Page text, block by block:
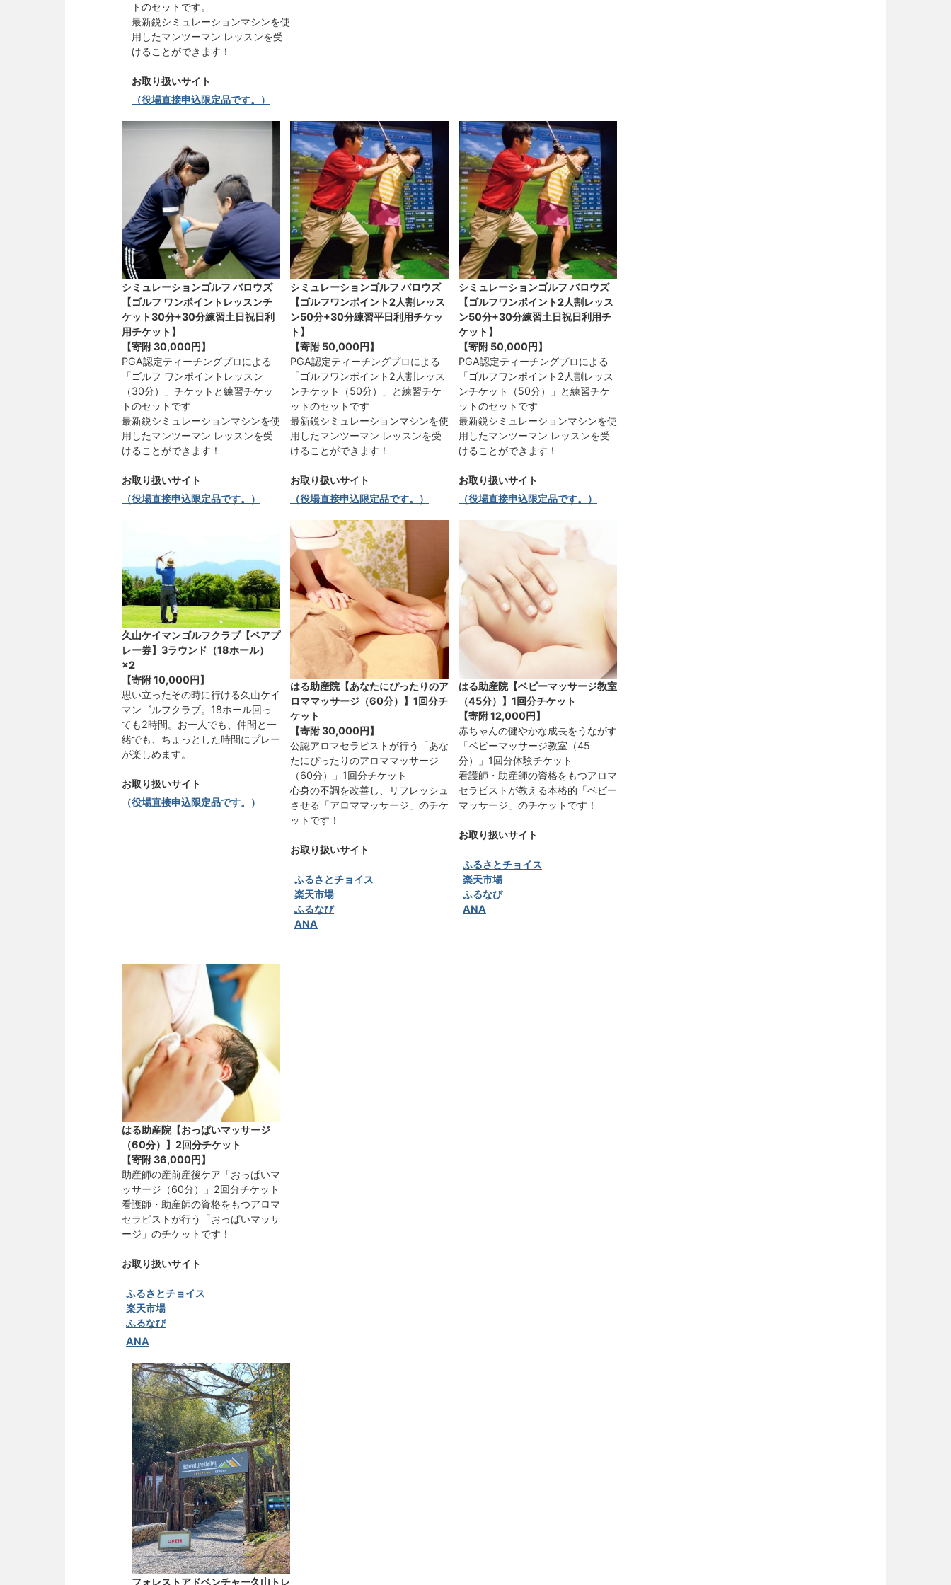
トのセットです。
最新鋭シミュレーションマシンを使
用したマンツーマン レッスンを受
けることができます！
お取り扱いサイト
（役場直接申込限定品です。）
シミュレーションゴルフ バロウズ
【ゴルフ ワンポイントレッスンチ
ケット30分+30分練習土日祝日利
用チケット】
【寄附30,000円】
PGA認定ティーチングプロによる
「ゴルフ ワンポイントレッスン
（30分）」チケットと練習チケッ
トのセットです
最新鋭シミュレーションマシンを使
用したマンツーマン レッスンを受
けることができます！
お取り扱いサイト
（役場直接申込限定品です。）
シミュレーションゴルフ バロウズ
【ゴルフワンポイント2人割レッス
ン50分+30分練習平日利用チケッ
ト】
【寄附 50,000円】
PGA認定ティーチングプロによる
「ゴルフワンポイント2人割レッス
ンチケット（50分）」と練習チケ
ットのセットです
最新鋭シミュレーションマシンを使
用したマンツーマン レッスンを受
けることができます！
お取り扱いサイト
（役場直接申込限定品です。）
シミュレーションゴルフ バロウズ
【ゴルフワンポイント2人割レッス
ン50分+30分練習土日祝日利用チ
ケット】
【寄附 50,000円】
PGA認定ティーチングプロによる
「ゴルフワンポイント2人割レッス
ンチケット（50分）」と練習チケ
ットのセットです
最新鋭シミュレーションマシンを使
用したマンツーマン レッスンを受
けることができます！
お取り扱いサイト
（役場直接申込限定品です。）
久山ケイマンゴルフクラブ【ペアプ
レー券】3ラウンド（18ホール）
×2
【寄附10,000円】
思い立ったその時に行ける久山ケイ
マンゴルフクラブ。18ホール回っ
ても2時間。お一人でも、仲間と一
緒でも、ちょっとした時間にプレー
が楽しめます。
お取り扱いサイト
（役場直接申込限定品です。）
はる助産院【あなたにぴったりのア
ロママッサージ（60分）】1回分チ
ケット
【寄附30,000円】
公認アロマセラピストが行う「あな
たにぴったりのアロママッサージ
（60分）」1回分チケット
心身の不調を改善し、リフレッシュ
させる「アロママッサージ」のチケ
ットです！
お取り扱いサイト
ふるさとチョイス
楽天市場
ふるなび
ANA
はる助産院【ベビーマッサージ教室
（45分）】1回分チケット
【寄附12,000円】
赤ちゃんの健やかな成長をうながす
「ベビーマッサージ教室（45
分）」1回分体験チケット
看護師・助産師の資格をもつアロマ
セラピストが教える本格的「ベビー
マッサージ」のチケットです！
お取り扱いサイト
ふるさとチョイス
楽天市場
ふるなび
ANA
はる助産院【おっぱいマッサージ
（60分）】2回分チケット
【寄附36,000円】
助産師の産前産後ケア「おっぱいマ
ッサージ（60分）」2回分チケット
看護師・助産師の資格をもつアロマ
セラピストが行う「おっぱいマッサ
ージ」のチケットです！
お取り扱いサイト
ふるさとチョイス
楽天市場
ふるなび
ANA
フォレストアドベンチャー久山トレ